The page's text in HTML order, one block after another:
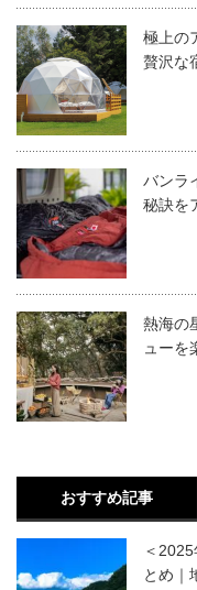
極上の
贅沢な
バンラ
秘訣を
熱海の
ューを
おすすめ記事
＜
とめ｜